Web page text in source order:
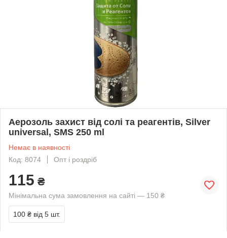
Аерозоль захист від солі та реагентів, Silver
universal, SMS 250 ml
Немає в наявності
Код: 8074
Опт і роздріб
115 ₴
Мінімальна сума замовлення на сайті — 150 ₴
100 ₴ від 5 шт.